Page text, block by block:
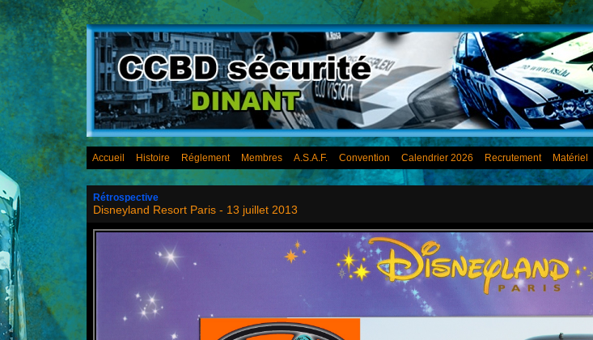
Accueil Histoire Réglement Membres A.S.A.F. Convention Calendrier 2026 Recrutement Matériel
Rétrospective
Disneyland Resort Paris - 13 juillet 2013